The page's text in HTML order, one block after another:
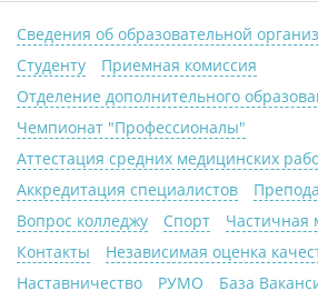
Сведения об образовательной
Студенту
Приемная комиссия
Отделение дополнительного
Чемпионат "Профессионалы"
Аттестация средних медицинских
Аккредитация специалистов
Вопрос колледжу
Спорт
Частичная
Контакты
Независимая оценка
Наставничество
РУМО
База